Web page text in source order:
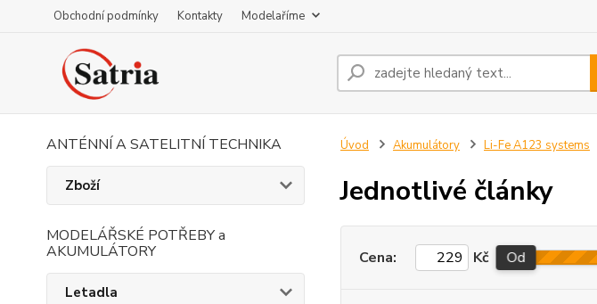
Obchodní podmínky Kontakty Modelaříme
ANTÉNNÍ A SATELITNÍ TECHNIKA
Zboží
MODELÁŘSKÉ POTŘEBY a
AKUMULÁTORY
Letadla
Úvod Akumulátory Li-Fe A123 systems
Jednotlivé články
Cena: Kč Od